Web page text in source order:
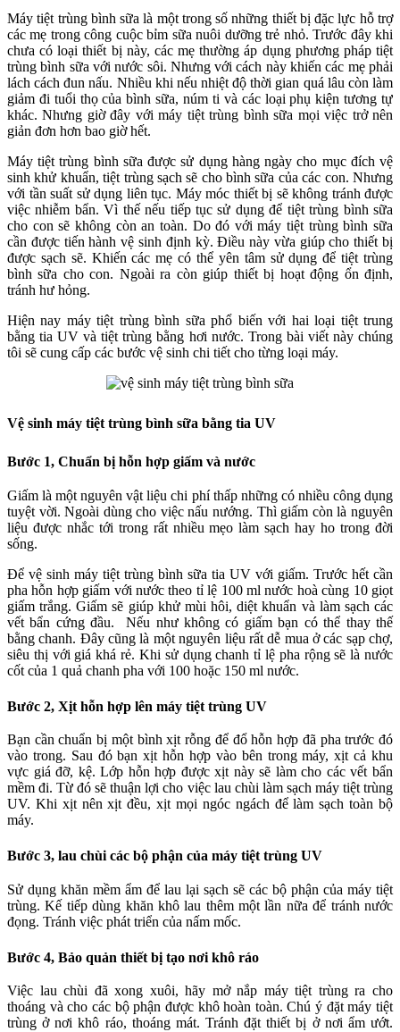
Máy tiệt trùng bình sữa là một trong số những thiết bị đặc lực hỗ trợ
các mẹ trong công cuộc bỉm sữa nuôi dưỡng trẻ nhỏ. Trước đây khi
chưa có loại thiết bị này, các mẹ thường áp dụng phương pháp tiệt
trùng bình sữa với nước sôi. Nhưng với cách này khiến các mẹ phải
lách cách đun nấu. Nhiều khi nếu nhiệt độ thời gian quá lâu còn làm
giảm đi tuổi thọ của bình sữa, núm ti và các loại phụ kiện tương tự
khác. Nhưng giờ đây với máy tiệt trùng bình sữa mọi việc trở nên
giản đơn hơn bao giờ hết.
Máy tiệt trùng bình sữa được sử dụng hàng ngày cho mục đích vệ
sinh khử khuẩn, tiệt trùng sạch sẽ cho bình sữa của các con. Nhưng
với tần suất sử dụng liên tục. Máy móc thiết bị sẽ không tránh được
việc nhiễm bẩn. Vì thế nếu tiếp tục sử dụng để tiệt trùng bình sữa
cho con sẽ không còn an toàn. Do đó với máy tiệt trùng bình sữa
cần được tiến hành vệ sinh định kỳ. Điều này vừa giúp cho thiết bị
được sạch sẽ. Khiến các mẹ có thể yên tâm sử dụng để tiệt trùng
bình sữa cho con. Ngoài ra còn giúp thiết bị hoạt động ổn định,
tránh hư hỏng.
Hiện nay máy tiệt trùng bình sữa phổ biến với hai loại tiệt trung
bằng tia UV và tiệt trùng bằng hơi nước. Trong bài viết này chúng
tôi sẽ cung cấp các bước vệ sinh chi tiết cho từng loại máy.
Vệ sinh máy tiệt trùng bình sữa bằng tia UV
Bước 1, Chuẩn bị hỗn hợp giấm và nước
Giấm là một nguyên vật liệu chi phí thấp những có nhiều công dụng
tuyệt vời. Ngoài dùng cho việc nấu nướng. Thì giấm còn là nguyên
liệu được nhắc tới trong rất nhiều mẹo làm sạch hay ho trong đời
sống.
Để vệ sinh máy tiệt trùng bình sữa tia UV với giấm. Trước hết cần
pha hỗn hợp giấm với nước theo tỉ lệ 100 ml nước hoà cùng 10 giọt
giấm trắng. Giấm sẽ giúp khử mùi hôi, diệt khuẩn và làm sạch các
vết bẩn cứng đầu. Nếu như không có giấm bạn có thể thay thế
bằng chanh. Đây cũng là một nguyên liệu rất dễ mua ở các sạp chợ,
siêu thị với giá khá rẻ. Khi sử dụng chanh tỉ lệ pha rộng sẽ là nước
cốt của 1 quả chanh pha với 100 hoặc 150 ml nước.
Bước 2, Xịt hỗn hợp lên máy tiệt trùng UV
Bạn cần chuẩn bị một bình xịt rỗng để đổ hỗn hợp đã pha trước đó
vào trong. Sau đó bạn xịt hỗn hợp vào bên trong máy, xịt cả khu
vực giá đỡ, kệ. Lớp hỗn hợp được xịt này sẽ làm cho các vết bẩn
mềm đi. Từ đó sẽ thuận lợi cho việc lau chùi làm sạch máy tiệt trùng
UV. Khi xịt nên xịt đều, xịt mọi ngóc ngách để làm sạch toàn bộ
máy.
Bước 3, lau chùi các bộ phận của máy tiệt trùng UV
Sử dụng khăn mềm ẩm để lau lại sạch sẽ các bộ phận của máy tiệt
trùng. Kế tiếp dùng khăn khô lau thêm một lần nữa để tránh nước
đọng. Tránh việc phát triển của nấm mốc.
Bước 4, Bảo quản thiết bị tạo nơi khô ráo
Việc lau chùi đã xong xuôi, hãy mở nắp máy tiệt trùng ra cho
thoáng và cho các bộ phận được khô hoàn toàn. Chú ý đặt máy tiệt
trùng ở nơi khô ráo, thoáng mát. Tránh đặt thiết bị ở nơi ẩm ướt.